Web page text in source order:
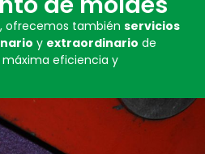
ofrecemos también servicios
y extraordinario de
eficiencia y